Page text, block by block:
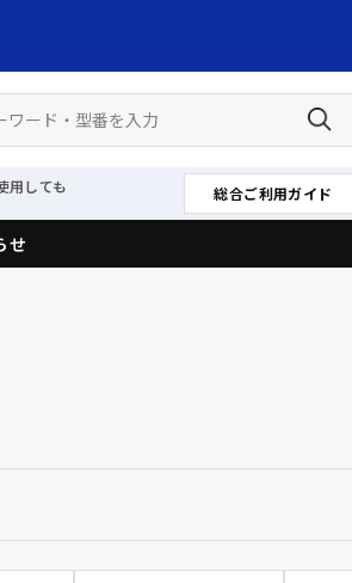
用しても 総合ご利用ガイド
せ